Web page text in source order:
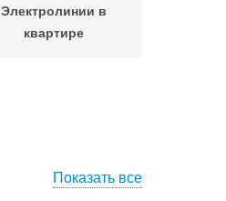
Электролинии в
квартире
Показать все